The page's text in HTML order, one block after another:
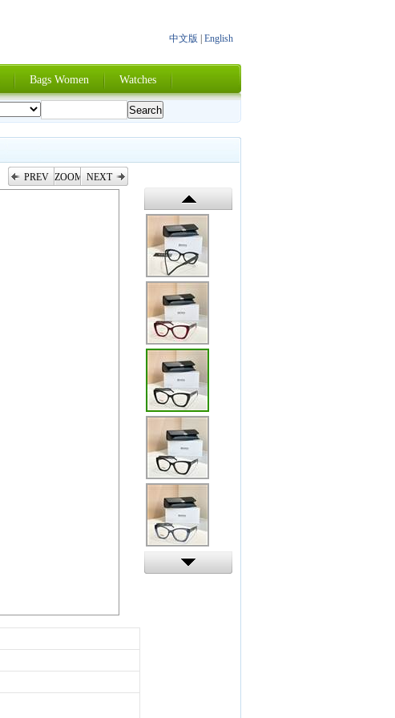
中文版
English
Bags Women Watches
PREV ZOOM NEXT